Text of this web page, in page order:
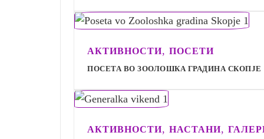
АКТИВНОСТИ, ПОСЕТИ
ПОСЕТА ВО ЗООЛОШКА ГРАДИНА СКОПЈЕ
АКТИВНОСТИ, НАСТАНИ,